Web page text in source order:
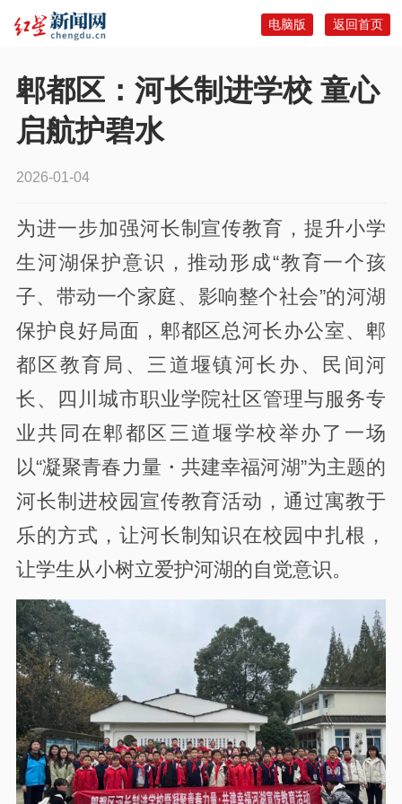
返回首页
电脑版
郫都区：河长制进学校 童心
启航护碧水
2026-01-04
为进一步加强河长制宣传教育，提升小学
生河湖保护意识，推动形成“教育一个孩
子、带动一个家庭、影响整个社会”的河湖
保护良好局面，郫都区总河长办公室、郫
都区教育局、三道堰镇河长办、民间河
长、四川城市职业学院社区管理与服务专
业共同在郫都区三道堰学校举办了一场
以“凝聚青春力量・共建幸福河湖”为主题的
河长制进校园宣传教育活动，通过寓教于
乐的方式，让河长制知识在校园中扎根，
让学生从小树立爱护河湖的自觉意识。